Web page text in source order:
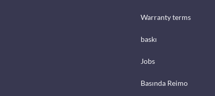
Warranty terms
baskı
Jobs
Basında Reimo